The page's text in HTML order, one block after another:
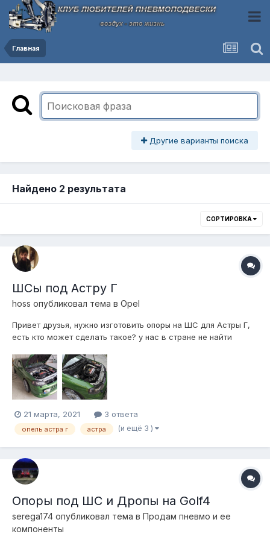
Главная
Другие варианты поиска
Найдено 2 результата
СОРТИРОВКА
ШСы под Астру Г
hoss опубликовал тема в Opel
Привет друзья, нужно изготовить опоры на ШС для Астры Г,
есть кто может сделать такое? у нас в стране не найти
чертеж и сможет всё это сделать? Сам с Молдовы,
Кишинёв, желательно чтоб можно было их скинуть ко мне,
вроде щас почтой можно. И прежде все...
21 марта, 2021 3 ответа
опель астра г астра (и ещё 3 )
Опоры под ШС и Дропы на Golf4
serega174 опубликовал тема в Продам пневмо и ее
компоненты